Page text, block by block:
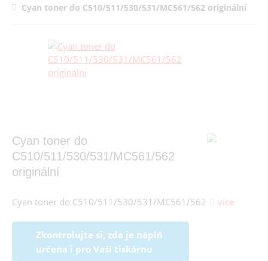
Cyan toner do C510/511/530/531/MC561/562 originální
Cyan toner do
C510/511/530/531/MC561/562
originální
Cyan toner do C510/511/530/531/MC561/562 více
Zkontrolujte si, zda je náplň
určena i pro Vaší tiskárnu